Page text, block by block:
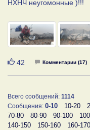
НХНЧ неугомонные )!!!
Нравится
42 Комментарии (17)
Всего сообщений: 1114
Сообщения: 0-10 10-20
70-80
80-90 90-100
140-150
150-160 160-170